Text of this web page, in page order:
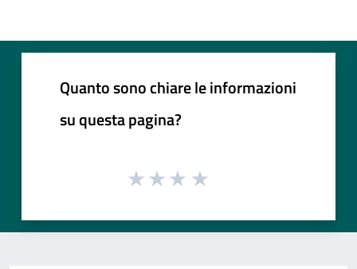
Quanto sono chiare le informazioni
su questa pagina?